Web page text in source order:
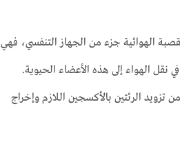
الهوائية جزء من الجهاز التنفسي، فهي
نقل الهواء إلى هذه الأعضاء الحيوية.
الرئتين بالأكسجين اللازم وإخراج